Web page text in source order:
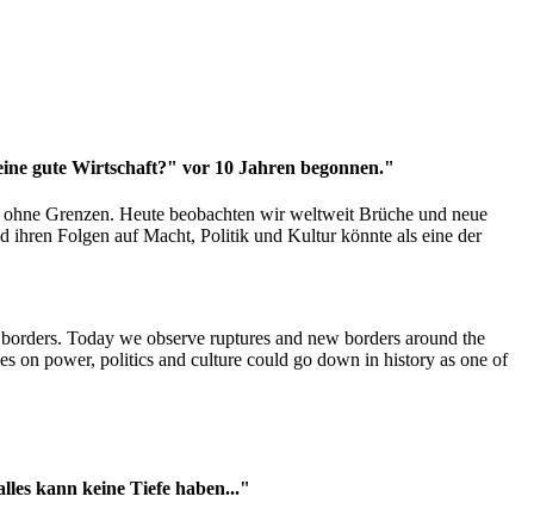
gute Wirtschaft?" vor 10 Jahren begonnen."
Grenzen. Heute beobachten wir weltweit Brüche und neue
ihren Folgen auf Macht, Politik und Kultur könnte als eine der
Today we observe ruptures and new borders around the
on power, politics and culture could go down in history as one of
kann keine Tiefe haben..."